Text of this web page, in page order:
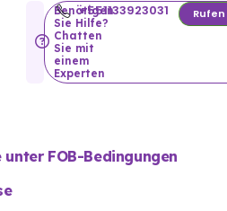
Benötigen
Sie Hilfe?
Chatten
Sie mit
einem
Experten
+551133923031 Rufen
unter FOB-Bedingungen